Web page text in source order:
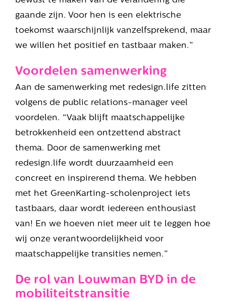
gaande zijn. Voor hen is een elektrische
toekomst waarschijnlijk vanzelfsprekend, maar
we willen het positief en tastbaar maken.”
Voordelen samenwerking
Aan de samenwerking met redesign.life zitten
volgens de public relations-manager veel
voordelen. “Vaak blijft maatschappelijke
betrokkenheid een ontzettend abstract
thema. Door de samenwerking met
redesign.life wordt duurzaamheid een
concreet en inspirerend thema. We hebben
met het GreenKarting-scholenproject iets
tastbaars, daar wordt iedereen enthousiast
van! En we hoeven niet meer uit te leggen hoe
wij onze verantwoordelijkheid voor
maatschappelijke transities nemen.”
De rol van Louwman BYD in de
mobiliteitstransitie